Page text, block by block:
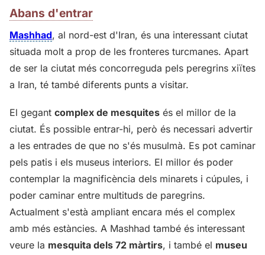
Abans d'entrar
Mashhad, al nord-est d'Iran, és una interessant ciutat
situada molt a prop de les fronteres turcmanes. Apart
de ser la ciutat més concorreguda pels peregrins xiïtes
a Iran, té també diferents punts a visitar.
El gegant complex de mesquites és el millor de la
ciutat. És possible entrar-hi, però és necessari advertir
a les entrades de que no s'és musulmà. Es pot caminar
pels patis i els museus interiors. El millor és poder
contemplar la magnificència dels minarets i cúpules, i
poder caminar entre multituds de paregrins.
Actualment s'està ampliant encara més el complex
amb més estàncies. A Mashhad també és interessant
veure la mesquita dels 72 màrtirs, i també el museu